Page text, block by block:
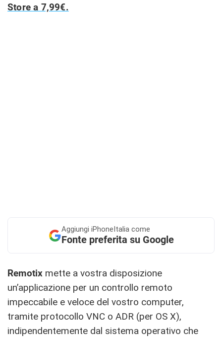
Store a 7,99€.
Aggiungi iPhoneItalia come
Fonte preferita su Google
Remotix mette a vostra disposizione
un’applicazione per un controllo remoto
impeccabile e veloce del vostro computer,
tramite protocollo VNC o ADR (per OS X),
indipendentemente dal sistema operativo che